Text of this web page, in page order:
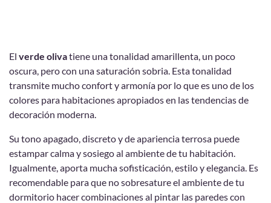
El verde olivatiene una tonalidad amarillenta, un poco
oscura, pero con una saturación sobria. Esta tonalidad
transmite mucho confort y armonía por lo que es uno de los
colores para habitaciones apropiados en las tendencias de
decoración moderna.
Su tono apagado, discreto y de apariencia terrosa puede
estampar calma y sosiego al ambiente de tu habitación.
Igualmente, aporta mucha sofisticación, estilo y elegancia. Es
recomendable para que no sobresature el ambiente de tu
dormitorio hacer combinaciones al pintar las paredes con